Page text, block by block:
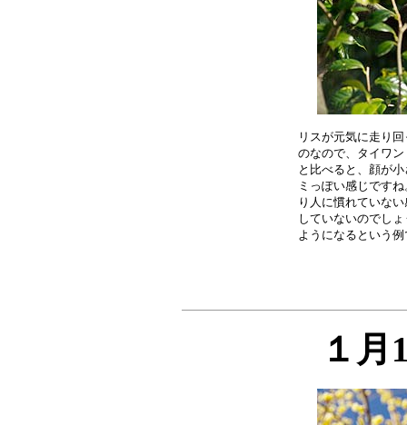
リスが元気に走り
のなので、タイワ
と比べると、顔が
ミっぽい感じです
り人に慣れていな
していないのでし
１月